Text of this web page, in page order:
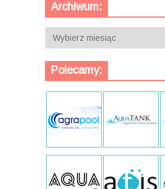
Archiwum:
Archiwum:
Polecamy: